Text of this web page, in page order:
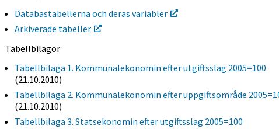
Databastabellerna och deras variabler
Arkiverade tabeller
Tabellbilagor
Tabellbilaga 1. Kommunalekonomin efter utgiftsslag 2005=100
(21.10.2010)
Tabellbilaga 2. Kommunalekonomin efter uppgiftsområde
(21.10.2010)
Tabellbilaga 3. Statsekonomin efter utgiftsslag 2005=100